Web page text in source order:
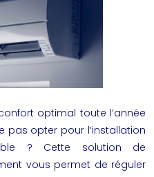
optimal toute l’année
pas opter pour l’installation
? Cette solution de
vous permet de réguler